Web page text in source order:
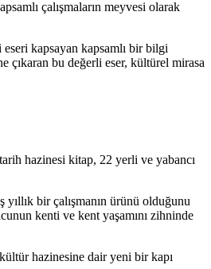
çalışmaların meyvesi olarak
kapsayan kapsamlı bir bilgi
çıkaran bu değerli eser, kültürel mirasa
hazinesi kitap, 22 yerli ve yabancı
bir çalışmanın ürünü olduğunu
kenti ve kent yaşamını zihninde
hazinesine dair yeni bir kapı